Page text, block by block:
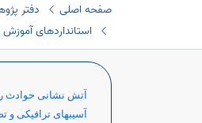
صفحه اصلی دفتر
استانداردهای آموزش
آتش نشانی حوادث
آسیبهای ترافیکی و